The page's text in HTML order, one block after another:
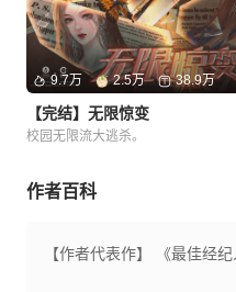
9.7万 2.5万 38.9万
【完结】无限惊变
校园无限流大逃杀。
作者百科
【作者代表作】 《最佳经